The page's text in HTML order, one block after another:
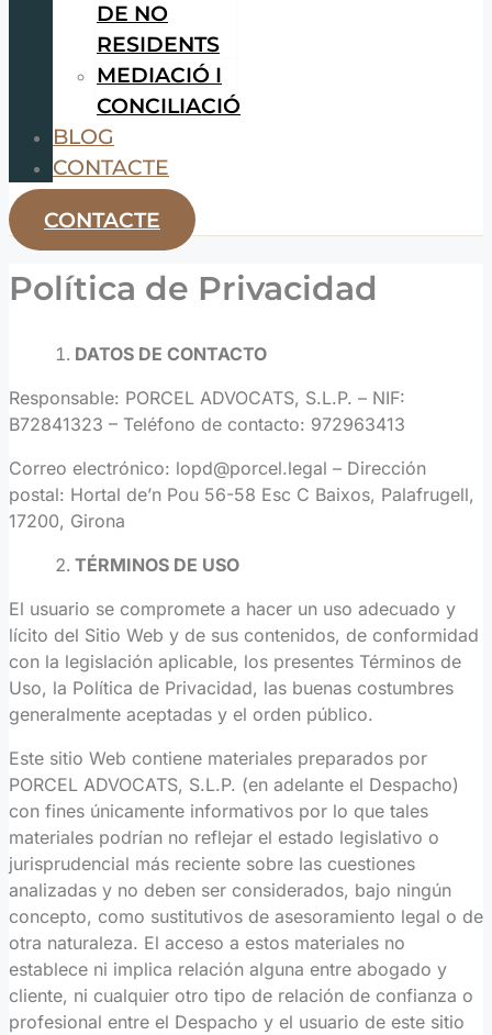
DE NO
RESIDENTS
MEDIACIÓ I
CONCILIACIÓ
BLOG
CONTACTE
CONTACTE
Política de Privacidad
DATOS DE CONTACTO
Responsable: PORCEL ADVOCATS, S.L.P. – NIF:
B72841323 – Teléfono de contacto: 972963413
Correo electrónico: lopd@porcel.legal – Dirección
postal: Hortal de’n Pou 56-58 Esc C Baixos, Palafrugell,
17200, Girona
TÉRMINOS DE USO
El usuario se compromete a hacer un uso adecuado y
lícito del Sitio Web y de sus contenidos, de conformidad
con la legislación aplicable, los presentes Términos de
Uso, la Política de Privacidad, las buenas costumbres
generalmente aceptadas y el orden público.
Este sitio Web contiene materiales preparados por
PORCEL ADVOCATS, S.L.P. (en adelante el Despacho)
con fines únicamente informativos por lo que tales
materiales podrían no reflejar el estado legislativo o
jurisprudencial más reciente sobre las cuestiones
analizadas y no deben ser considerados, bajo ningún
concepto, como sustitutivos de asesoramiento legal o de
otra naturaleza. El acceso a estos materiales no
establece ni implica relación alguna entre abogado y
cliente, ni cualquier otro tipo de relación de confianza o
profesional entre el Despacho y el usuario de este sitio